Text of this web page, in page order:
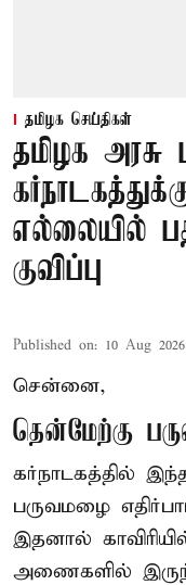
தமிழக செய்திகள்
தமிழக
எல்லையில்
குவிப்பு
Published on: 10 Aug
சென்னை,
தென்மேற்கு
கர்நாடகத்தில்
பருவமழை
இதனால்
அணைகளில்